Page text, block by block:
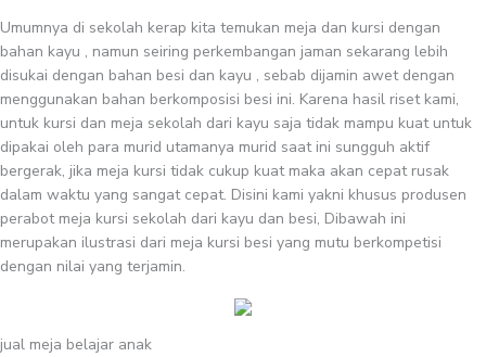
Umumnya di sekolah kerap kita temukan meja dan kursi dengan
bahan kayu , namun seiring perkembangan jaman sekarang lebih
disukai dengan bahan besi dan kayu , sebab dijamin awet dengan
menggunakan bahan berkomposisi besi ini. Karena hasil riset kami,
untuk kursi dan meja sekolah dari kayu saja tidak mampu kuat untuk
dipakai oleh para murid utamanya murid saat ini sungguh aktif
bergerak, jika meja kursi tidak cukup kuat maka akan cepat rusak
dalam waktu yang sangat cepat. Disini kami yakni khusus produsen
perabot meja kursi sekolah dari kayu dan besi, Dibawah ini
merupakan ilustrasi dari meja kursi besi yang mutu berkompetisi
dengan nilai yang terjamin.
jual meja belajar anak